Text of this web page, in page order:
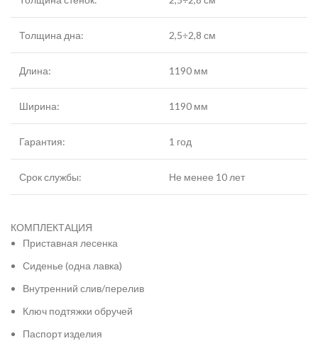
Толщина дна: 2,5÷2,8 см
Длина: 1190 мм
Ширина: 1190 мм
Гарантия: 1 год
Срок службы: Не менее 10 лет
КОМПЛЕКТАЦИЯ
Приставная лесенка
Сиденье (одна лавка)
Внутренний слив/перелив
Ключ подтяжки обручей
Паспорт изделия